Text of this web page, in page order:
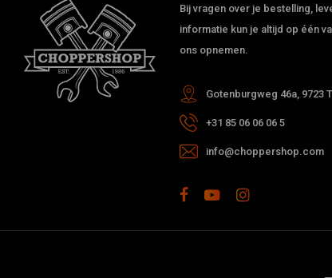
Bij vragen over je bestelling,
informatie kun je altijd op één
ons opnemen.
Gotenburgweg 46a, 9723
+31 85 06 06 06 5
info@choppershop.com